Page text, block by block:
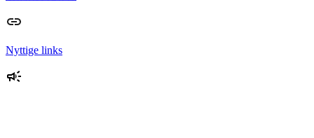
Nyttige links